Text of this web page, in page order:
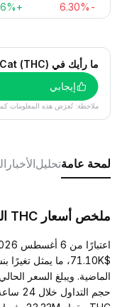
-6.30%
+22.96%
ما رأيك في TinHatCat (THC) اليوم؟
إيجابي
ملاحظة: تُعرَض هذه المعلومات
لمحة عامةتحليلالأخبار
ملخص أسعار THC المباشر